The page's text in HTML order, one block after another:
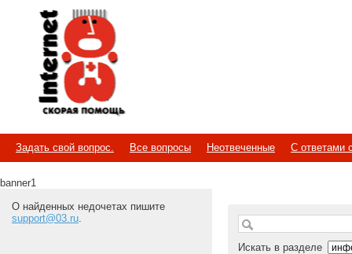
Internet
Скорая помощь
Задать свой вопрос. Все вопросы Неотвеченные С ответами
banner1
О найденных недочетах пишите
support@03.ru.
Искать в разделе